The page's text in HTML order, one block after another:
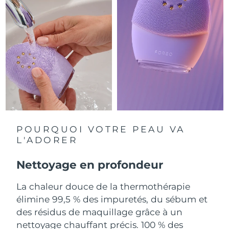
POURQUOI VOTRE PEAU VA
L'ADORER
Nettoyage en profondeur
La chaleur douce de la thermothérapie
élimine 99,5 % des impuretés, du sébum et
des résidus de maquillage grâce à un
nettoyage chauffant précis. 100 % des
R.A.S. chinoise de
Macao
Livraison estimée8/14/26
Malaisie Livraison estimée 8/15/26
Malte
Mexique
Monaco Livraison estimée
Norvège Livraison estimée8/12/26
Oman Livraison estimée